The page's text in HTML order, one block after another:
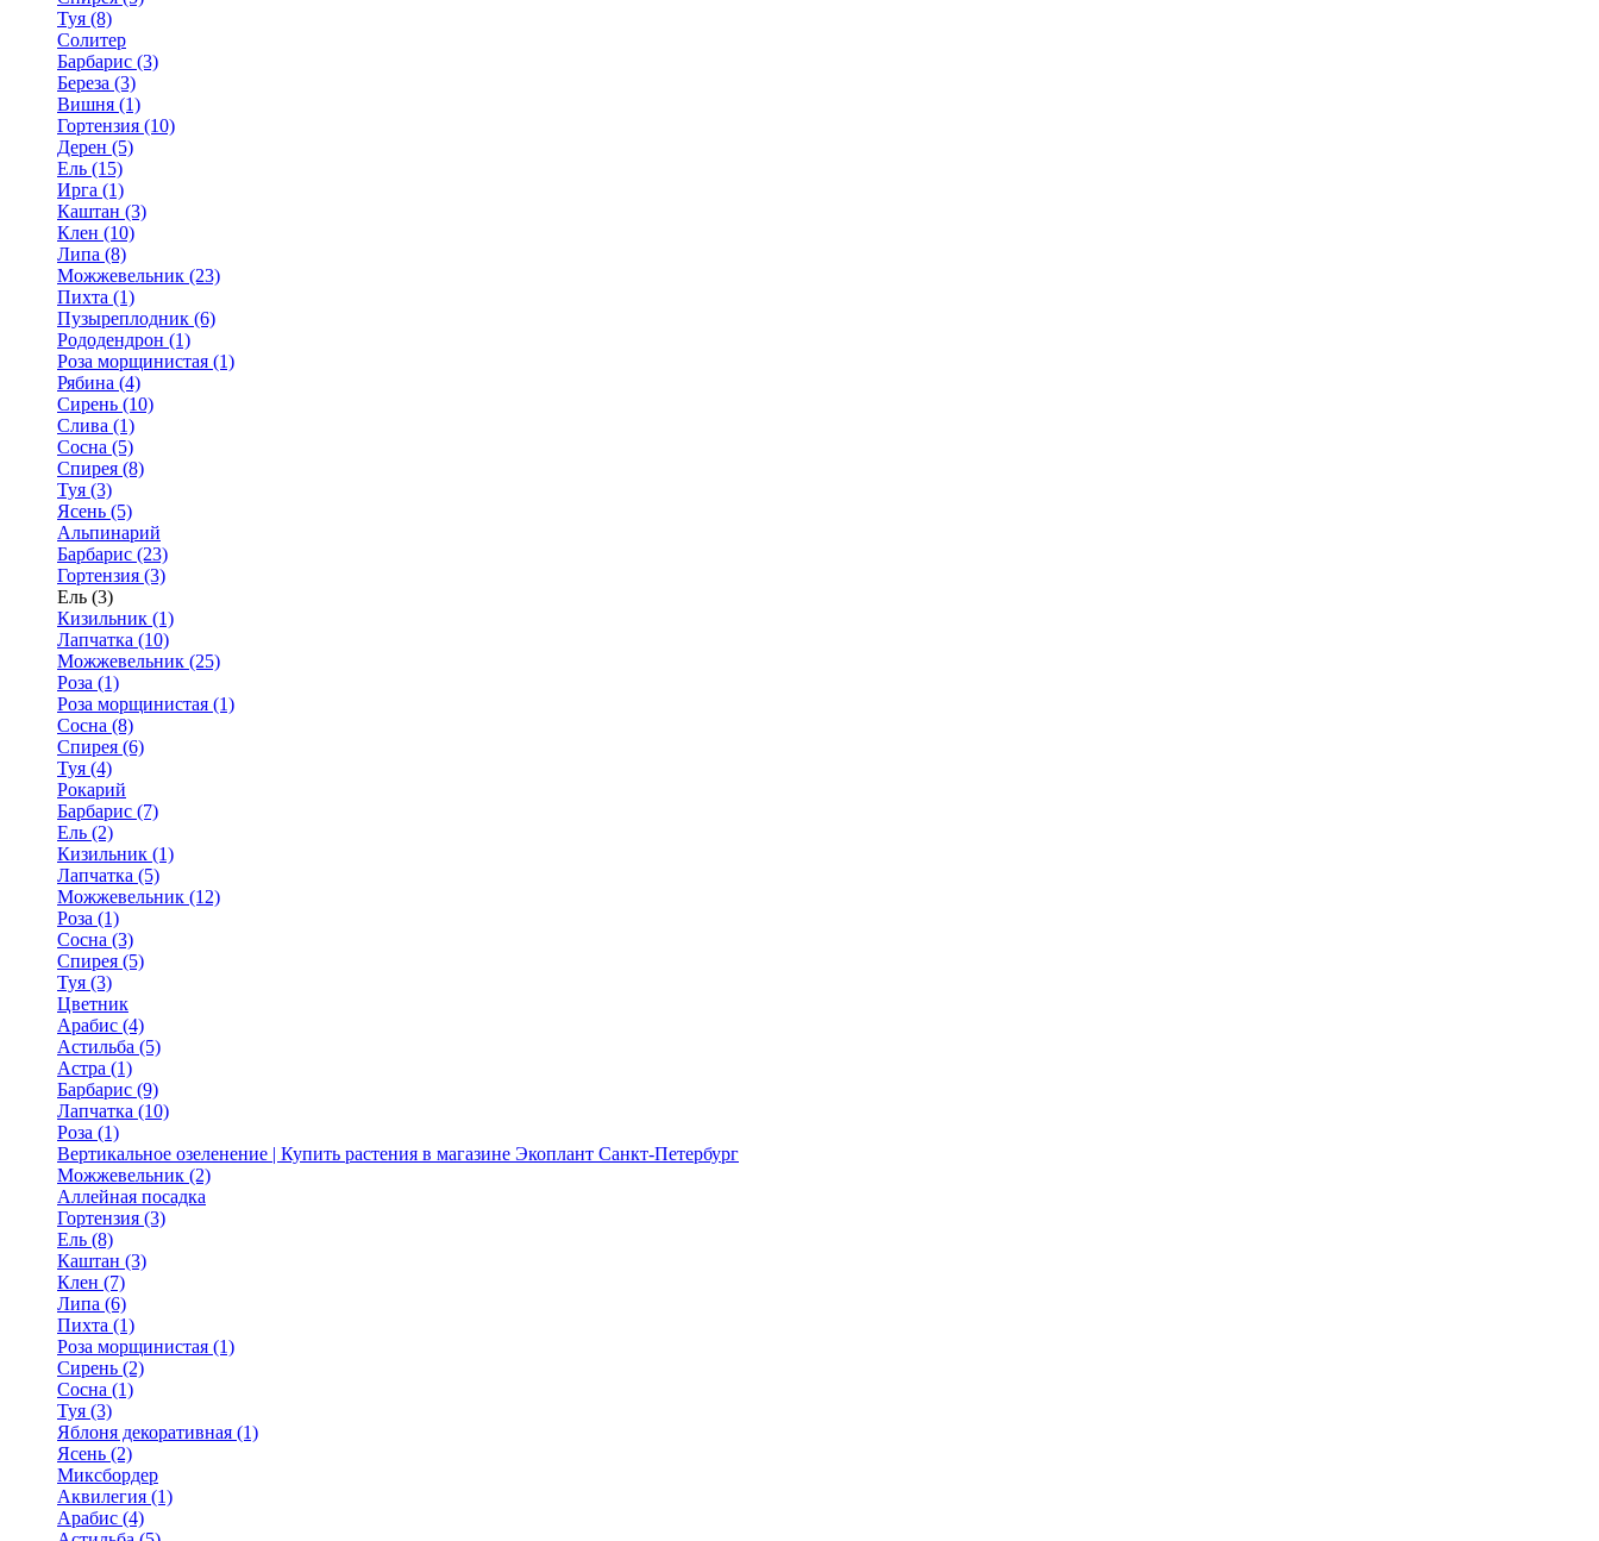
Туя (8)
Солитер
Барбарис (3)
Береза (3)
Вишня (1)
Гортензия (10)
Дерен (5)
Ель (15)
Ирга (1)
Каштан (3)
Клен (10)
Липа (8)
Можжевельник (23)
Пихта (1)
Пузыреплодник (6)
Рододендрон (1)
Роза морщинистая (1)
Рябина (4)
Сирень (10)
Слива (1)
Сосна (5)
Спирея (8)
Туя (3)
Ясень (5)
Альпинарий
Барбарис (23)
Гортензия (3)
Ель (3)
Кизильник (1)
Лапчатка (10)
Можжевельник (25)
Роза (1)
Роза морщинистая (1)
Сосна (8)
Спирея (6)
Туя (4)
Рокарий
Барбарис (7)
Ель (2)
Кизильник (1)
Лапчатка (5)
Можжевельник (12)
Роза (1)
Сосна (3)
Спирея (5)
Туя (3)
Цветник
Арабис (4)
Астильба (5)
Астра (1)
Барбарис (9)
Лапчатка (10)
Роза (1)
Вертикальное озеленение | Купить растения в магазине Экоплант Санкт-Петербург
Можжевельник (2)
Аллейная посадка
Гортензия (3)
Ель (8)
Каштан (3)
Клен (7)
Липа (6)
Пихта (1)
Роза морщинистая (1)
Сирень (2)
Сосна (1)
Туя (3)
Яблоня декоративная (1)
Ясень (2)
Миксбордер
Аквилегия (1)
Арабис (4)